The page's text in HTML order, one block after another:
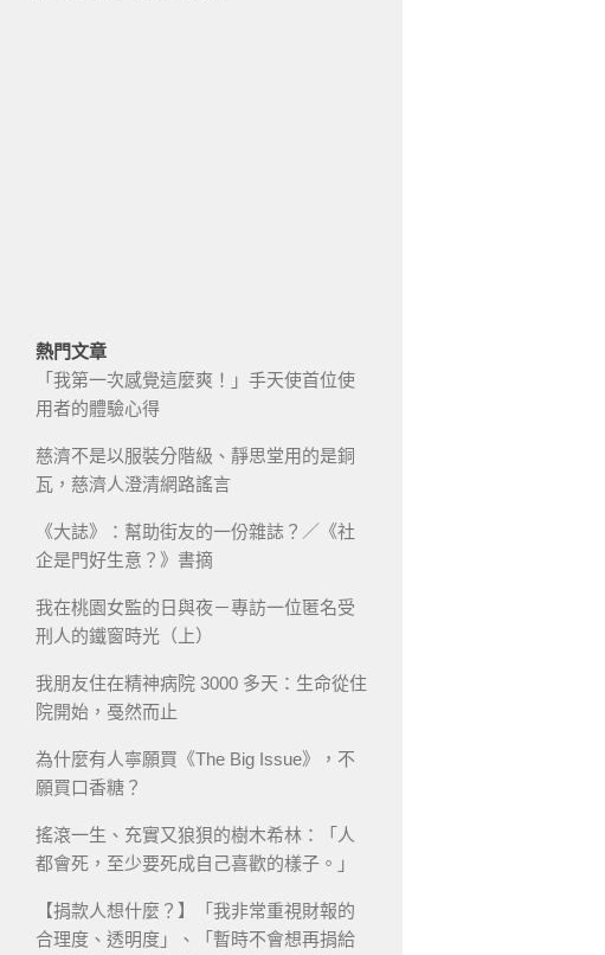
熱門文章
「我第一次感覺這麼爽！」手天使首位使
用者的體驗心得
慈濟不是以服裝分階級、靜思堂用的是銅
瓦，慈濟人澄清網路謠言
《大誌》：幫助街友的一份雜誌？／《社
企是門好生意？》書摘
我在桃園女監的日與夜－專訪一位匿名受
刑人的鐵窗時光（上）
我朋友住在精神病院 3000 多天：生命從住
院開始，戞然而止
為什麼有人寧願買《The Big Issue》，不
願買口香糖？
搖滾一生、充實又狼狽的樹木希林：「人
都會死，至少要死成自己喜歡的樣子。」
【捐款人想什麼？】「我非常重視財報的
合理度、透明度」、「暫時不會想再捐給